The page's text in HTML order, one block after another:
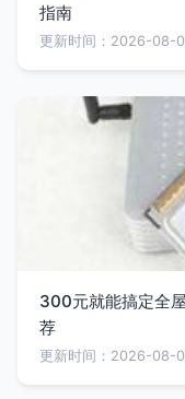
指南
更新时间：2026-08-
300元就能搞定全
荐
更新时间：2026-08-